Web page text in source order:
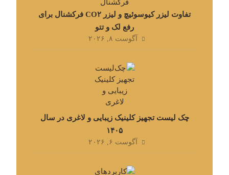
تفاوت لیزر کیوسوئیچ و لیزر CO۲ فرکشنال برای
رفع لک و تتو
آگوست ۸, ۲۰۲۶
چک لیست تجهیز کلینیک زیبایی و لاغری در سال
۱۴۰۵
آگوست ۶, ۲۰۲۶